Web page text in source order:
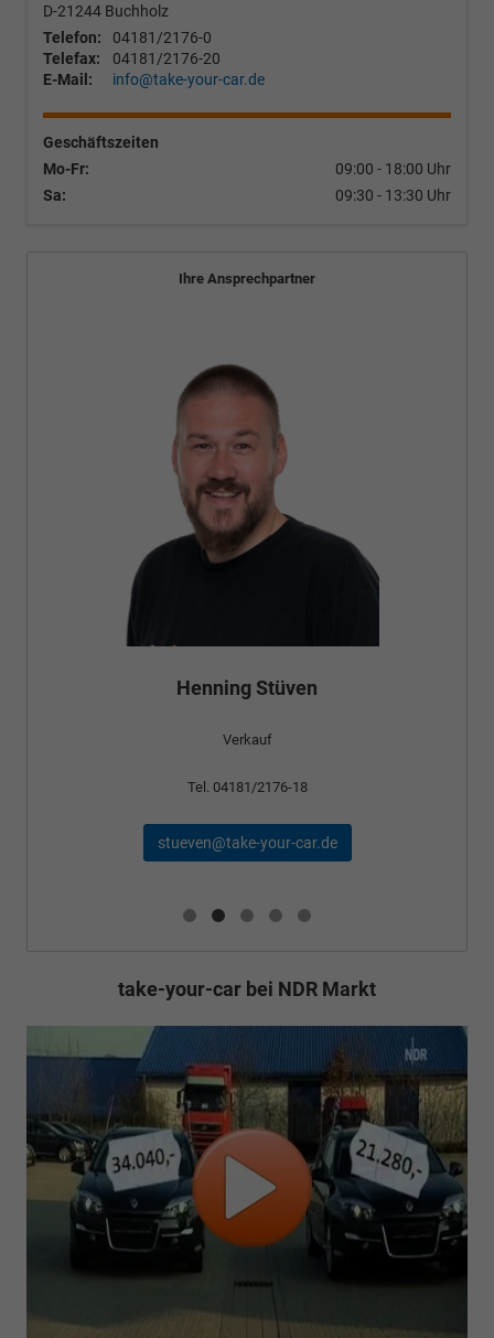
D-21244 Buchholz
Telefon:
04181/2176-0
Telefax:
04181/2176-20
E-Mail:
info@take-your-car.de
Geschäftszeiten
Mo-Fr:
09:00 - 18:00 Uhr
Sa:
09:30 - 13:30 Uhr
Ihre Ansprechpartner
Henning Stüven
Verkauf
Tel. 04181/2176-18
stueven@take-your-car.de
take-your-car bei NDR Markt